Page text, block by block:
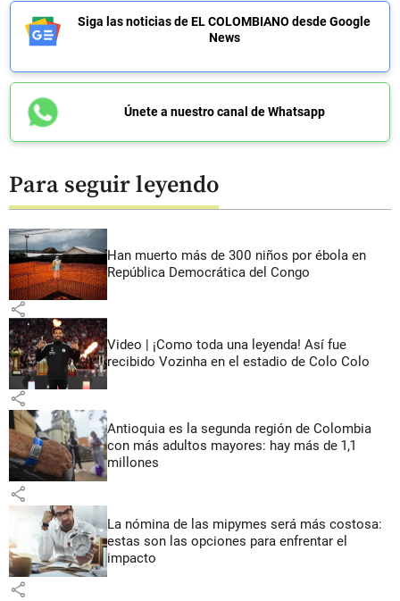
Siga las noticias de EL COLOMBIANO desde Google
News
Únete a nuestro canal de Whatsapp
Para seguir leyendo
Han muerto más de 300 niños por ébola en
República Democrática del Congo
share
Video | ¡Como toda una leyenda! Así fue
recibido Vozinha en el estadio de Colo Colo
share
Antioquia es la segunda región de Colombia
con más adultos mayores: hay más de 1,1
millones
share
La nómina de las mipymes será más costosa:
estas son las opciones para enfrentar el
impacto
share